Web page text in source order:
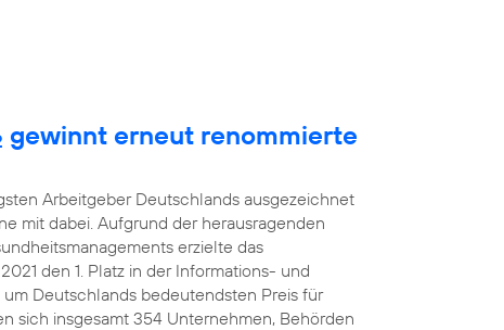
gewinnt erneut renommierte
Arbeitgeber Deutschlands ausgezeichnet
mit dabei. Aufgrund der herausragenden
erzielte das
den 1. Platz in der Informations- und
Deutschlands bedeutendsten Preis für
sich insgesamt 354 Unternehmen, Behörden